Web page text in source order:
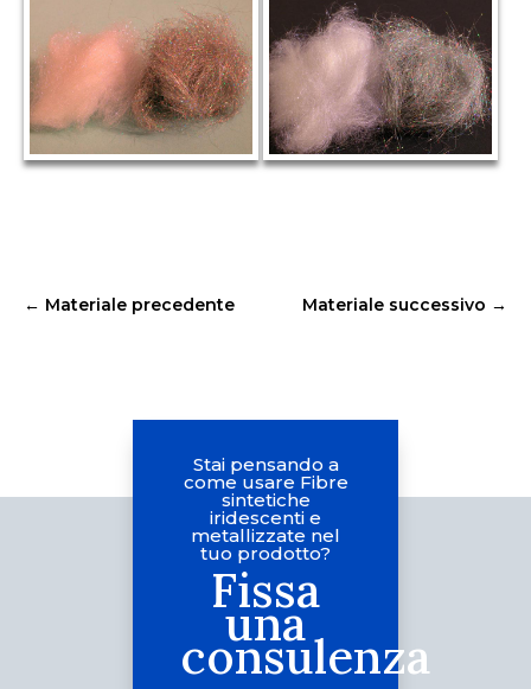
← Materiale precedente Materiale successivo →
Stai pensando a
come usare Fibre
sintetiche
iridescenti e
metallizzate nel
tuo prodotto?
Fissa
una
consulenza